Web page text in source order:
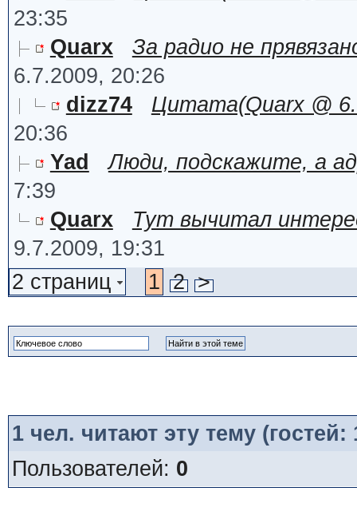
23:35
Quarx
За радио не
6.7.2009, 20:26
dizz74
Цитата(Quarx @
20:36
Yad
Люди, подскажите, а
7:39
Quarx
Тут вычитал
9.7.2009, 19:31
2 страниц
1 2 >
1чел. читают эту тему
Пользователей: 0